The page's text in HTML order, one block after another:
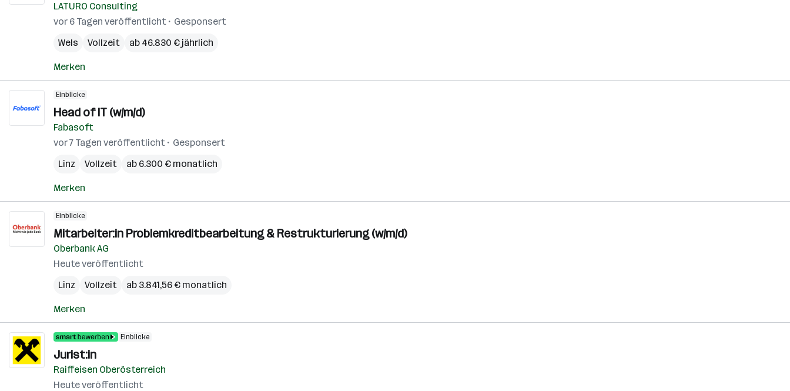
LATURO Consulting
vor 6 Tagen veröffentlicht
Gesponsert
Wels
Vollzeit ab 46.830 € jährlich
Merken
Einblicke
Head of IT (w/m/d)
Fabasoft
vor 7 Tagen veröffentlicht
Gesponsert
Linz
Vollzeit ab 6.300 € monatlich
Merken
Einblicke
Mitarbeiter:in Problemkreditbearbeitung & Restrukturierung (w/m/d)
Oberbank AG
Heute veröffentlicht
Linz
Vollzeit ab 3.841,56 € monatlich
Merken
Einblicke
Jurist:in
Raiffeisen Oberösterreich
Heute veröffentlicht